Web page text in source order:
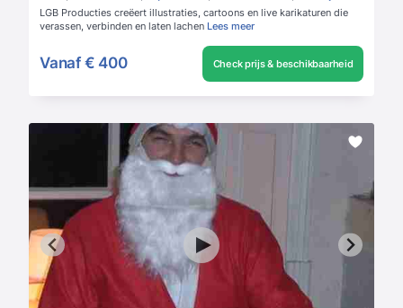
LGB Producties creëert illustraties, cartoons en live karikaturen die
verassen, verbinden en laten lachen Lees meer
Vanaf € 400 Check prijs & beschikbaarheid